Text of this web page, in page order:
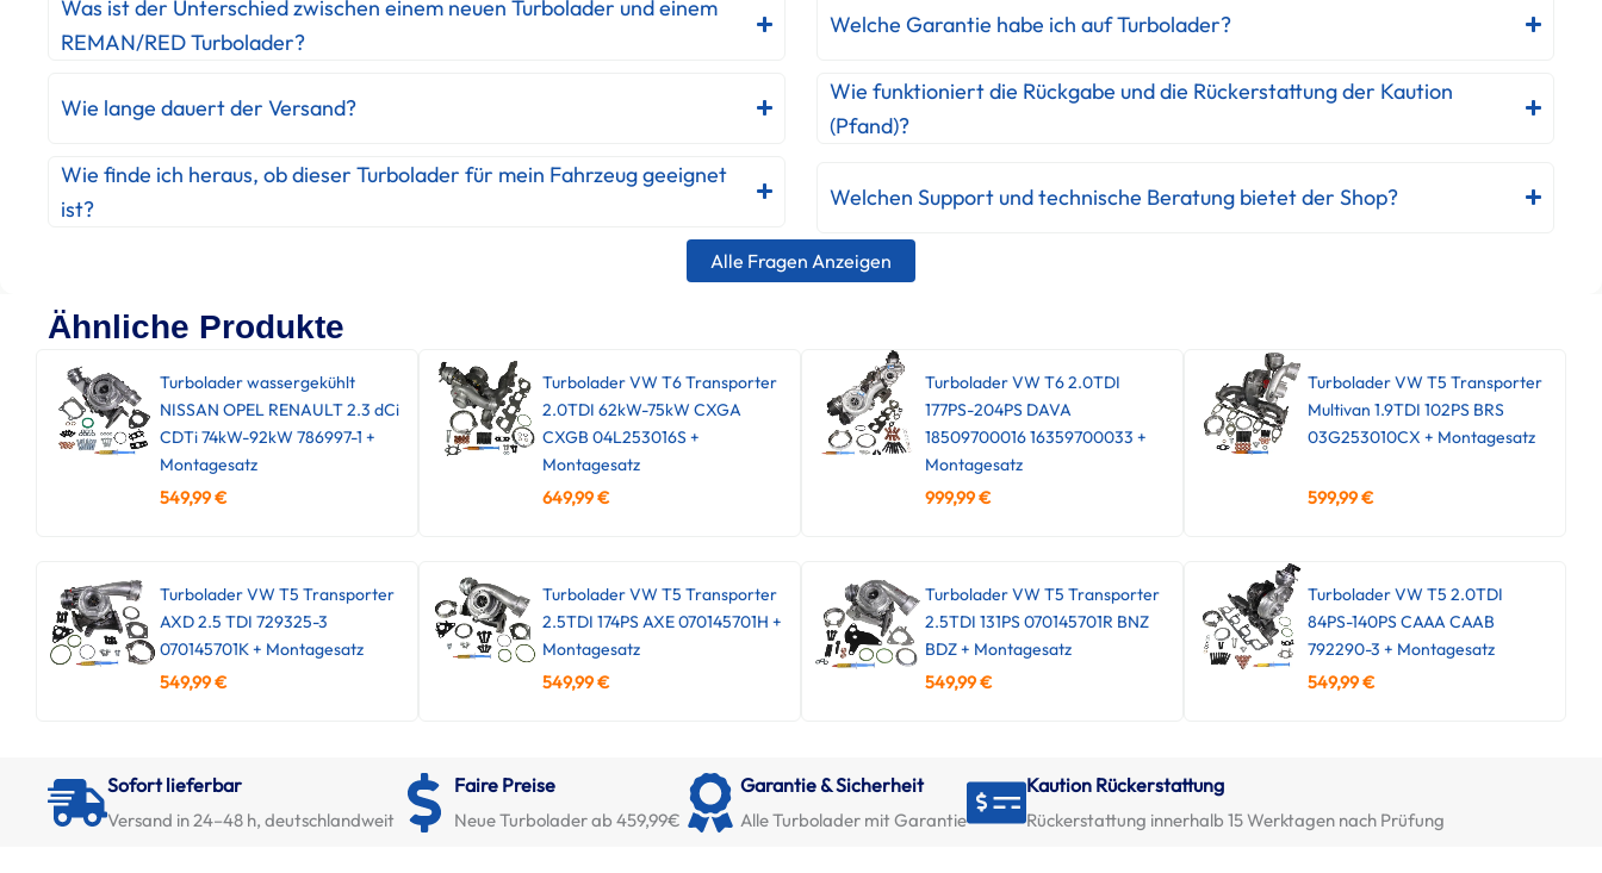
Was ist der Unterschied zwischen einem neuen Turbolader und einem
REMAN/RED Turbolader?
Welche Garantie habe ich auf Turbolader?
Wie lange dauert der Versand?
Wie funktioniert die Rückgabe und die Rückerstattung der Kaution
(Pfand)?
Wie finde ich heraus, ob dieser Turbolader für mein Fahrzeug geeignet
ist?
Welchen Support und technische Beratung bietet der Shop?
Alle Fragen Anzeigen
Ähnliche Produkte
Turbolader wassergekühlt
NISSAN OPEL RENAULT 2.3 dCi
CDTi 74kW-92kW 786997-1 +
Montagesatz
549,99€
Turbolader VW T6 Transporter
2.0TDI 62kW-75kW CXGA
CXGB 04L253016S +
Montagesatz
649,99€
Turbolader VW T6 2.0TDI
177PS-204PS DAVA
18509700016 16359700033 +
Montagesatz
999,99€
Turbolader VW T5 Transporter
Multivan 1.9TDI 102PS BRS
03G253010CX + Montagesatz
599,99€
Turbolader VW T5 Transporter
AXD 2.5 TDI 729325-3
070145701K + Montagesatz
549,99€
Turbolader VW T5 Transporter
2.5TDI 174PS AXE 070145701H +
Montagesatz
549,99€
Turbolader VW T5 Transporter
2.5TDI 131PS 070145701R BNZ
BDZ + Montagesatz
549,99€
Turbolader VW T5 2.0TDI
84PS-140PS CAAA CAAB
792290-3 + Montagesatz
549,99€
Sofort lieferbar
Versand in 24–48 h, deutschlandweit
Faire Preise
Neue Turbolader ab 459,99€
Garantie & Sicherheit
Alle Turbolader mit Garantie
Kaution Rückerstattung
Rückerstattung innerhalb 15 Werktagen nach Prüfung